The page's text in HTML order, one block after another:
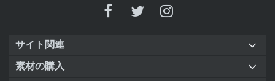
サイト関連
素材の購入